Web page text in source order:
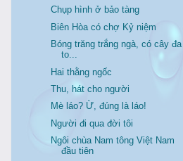
Chụp hình ở bảo tàng
Biên Hòa có chợ Kỷ niệm
Bóng trăng trắng ngà, có cây đa
to...
Hai thằng ngốc
Thu, hát cho người
Mè láo? Ừ, đúng là láo!
Người đi qua đời tôi
Ngôi chùa Nam tông Việt Nam
đầu tiên